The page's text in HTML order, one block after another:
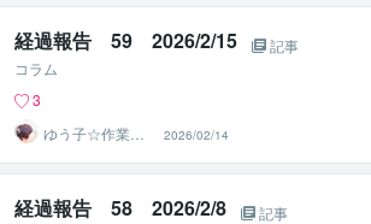
経過報告 59 2026/2/15
記事
コラム
3
ゆう子☆作業療
法士＆ライフコ
ーチ
2026/02/14
経過報告 58 2026/2/8
記事